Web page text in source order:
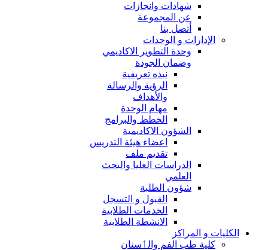
شهادات وانجازات
عن المجموعة
أتصل بنا
الإدارات و الوحدات
وحدة التطوير الاكاديمي
وضمان الجودة
نبذه تعريفية
الرؤية والرسالة
والأهداف
مهام الوحدة
الخطط والبرامج
الشؤون الاكاديمية
اعضاء هيئة التدريس
تقديم ملف
الدراسات العليا والبحث
العلمي
شؤون الطلبة
القبول و التسجل
الخدمات الطلابية
الانشطة الطلابية
الكليات و المراكز
كلية طب الفم والٲسنان